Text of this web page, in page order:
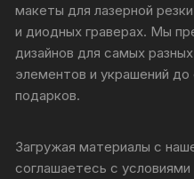
макеты для лазерной
и диодных граверах. Мы
дизайнов для самых
элементов и украшений до
подарков.
Загружая материалы с
соглашаетесь с